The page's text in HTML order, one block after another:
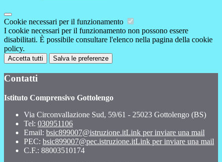
Cookie necessari per il funzionamento
I cookie necessari per il funzionamento non possono essere
disabilitati. È possibile consultare l'elenco nella pagina della cookie
policy.
Accetta tutti Salva le preferenze
Contatti
Istituto Comprensivo Gottolengo
Via Circonvallazione Sud, 59/61 - 25023 Gottolengo (BS)
Tel: 030951106
Email: bsic899007@istruzione.itLink per inviare una mail
PEC: bsic899007@pec.istruzione.itLink per inviare una mail
C.F.: 88003510174